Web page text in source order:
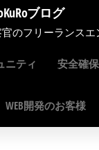
ブログ
のフリーランス
ニティ 安全確
WEB開発のお客様